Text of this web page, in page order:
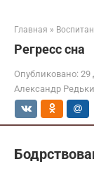
Главная »
Регресс сна
Опубликовано: 29
Александр